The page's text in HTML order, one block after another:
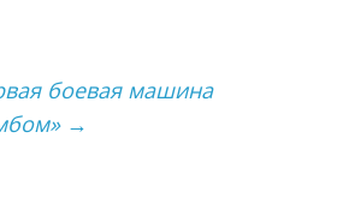
боевая машина
→